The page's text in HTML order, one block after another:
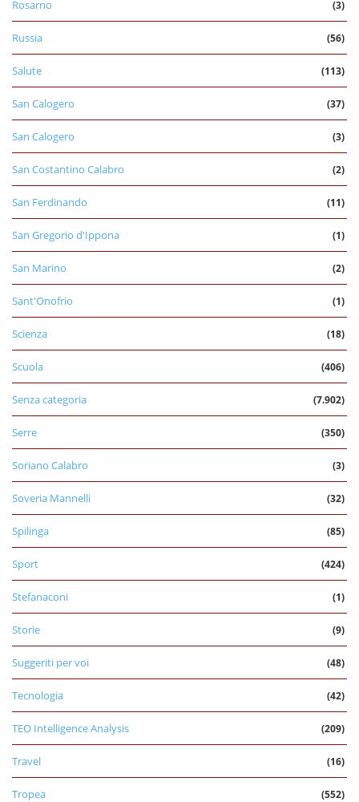
Rosarno (3)
Russia (56)
Salute (113)
San Calogero (37)
San Calogero (3)
San Costantino Calabro (2)
San Ferdinando (11)
San Gregorio d'Ippona (1)
San Marino (2)
Sant'Onofrio (1)
Scienza (18)
Scuola (406)
Senza categoria (7.902)
Serre (350)
Soriano Calabro (3)
Soveria Mannelli (32)
Spilinga (85)
Sport (424)
Stefanaconi (1)
Storie (9)
Suggeriti per voi (48)
Tecnologia (42)
TEO Intelligence Analysis (209)
Travel (16)
Tropea (552)